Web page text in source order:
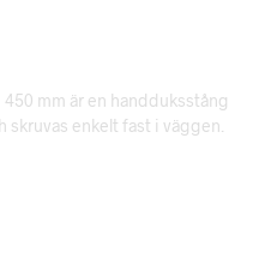
450 mm är en handduksstång
skruvas enkelt fast i väggen.